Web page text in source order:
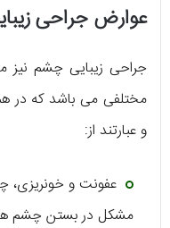
عوارض جراحی
جراحی زیبایی چشم نیز
مختلفی می باشد که در
و عبارتند از:
عفونت و
مشکل در بستن چشم